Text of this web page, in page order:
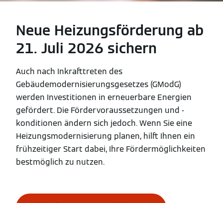
Neue Heizungsförderung ab
21. Juli 2026 sichern
Auch nach Inkrafttreten des
Gebäudemodernisierungsgesetzes (GModG)
werden Investitionen in erneuerbare Energien
gefördert. Die Fördervoraussetzungen und -
konditionen ändern sich jedoch. Wenn Sie eine
Heizungsmodernisierung planen, hilft Ihnen ein
frühzeitiger Start dabei, Ihre Fördermöglichkeiten
bestmöglich zu nutzen.